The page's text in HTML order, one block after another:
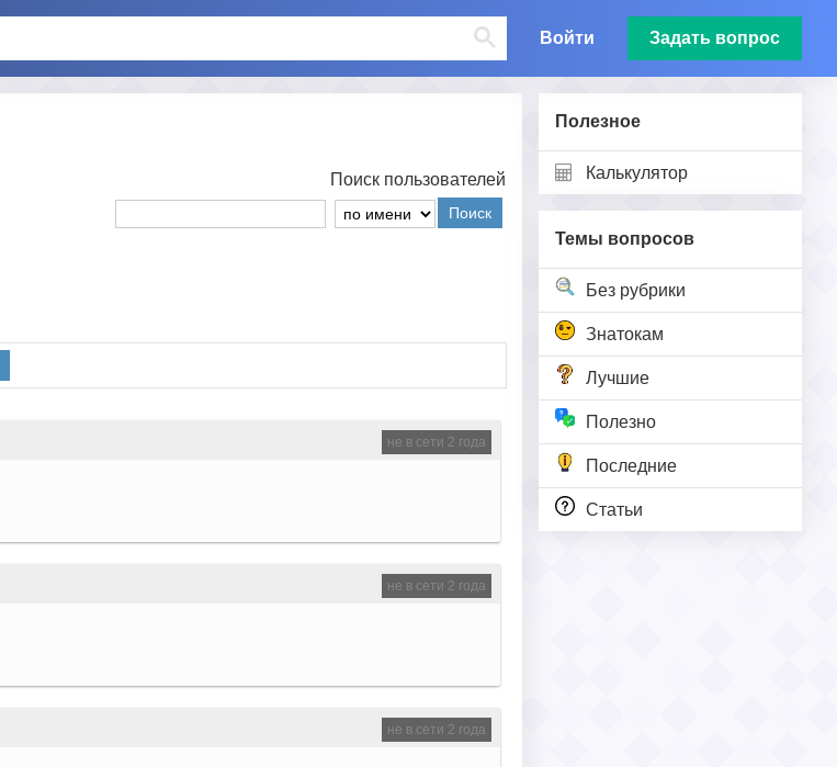
Войти Задать вопрос
Полезное
Калькулятор
Темы вопросов
Без рубрики
Знатокам
Лучшие
Полезно
Последние
Статьи
Поиск пользователей
Поиск
не в сети 2 года
не в сети 2 года
не в сети 2 года